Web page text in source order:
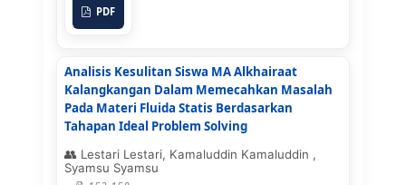
PDF
Analisis Kesulitan Siswa MA Alkhairaat
Kalangkangan Dalam Memecahkan Masalah
Pada Materi Fluida Statis Berdasarkan
Tahapan Ideal Problem Solving
Lestari Lestari, Kamaluddin Kamaluddin ,
Syamsu Syamsu